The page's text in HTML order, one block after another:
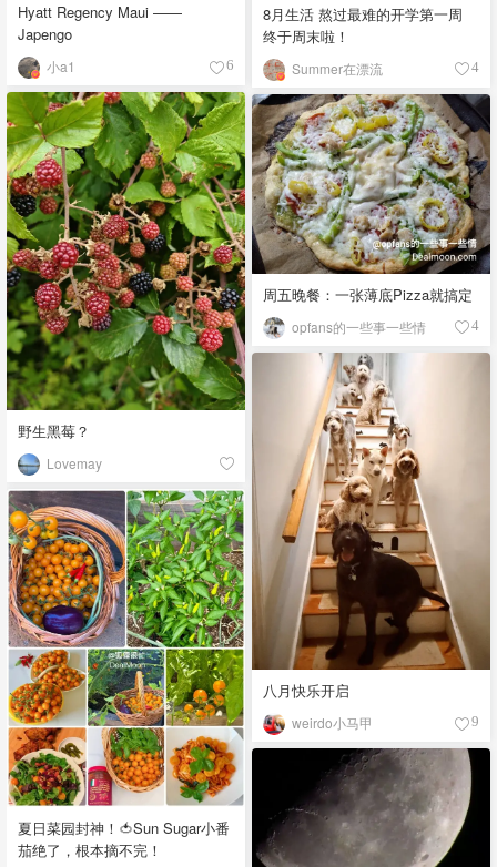
Hyatt Regency Maui ——
Japengo
小a1 6
8月生活 熬过最难的开学第一周
终于周末啦！
Summer在漂流 4
野生黑莓？
Lovemay
周五晚餐：一张薄底Pizza就搞定
opfans的一些事一些情 4
八月快乐开启
weirdo小马甲 9
夏日菜园封神！🍅Sun Sugar小番
茄绝了，根本摘不完！